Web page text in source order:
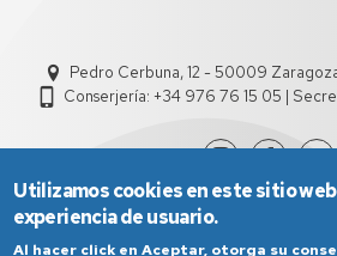
Pedro Cerbuna, 12 - 50009
Conserjería: +34 976 76 15 05 |
Utilizamos cookies en este sitio
experiencia de usuario.
Al hacer click en Aceptar, otorga su